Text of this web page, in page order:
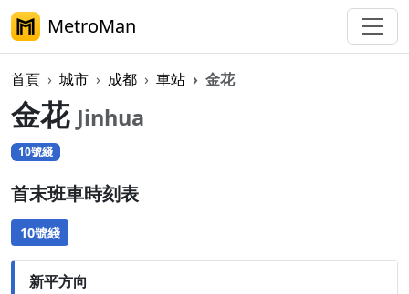
MetroMan
首頁 城市 成都 車站 金花
金花 Jinhua
10號綫
首末班車時刻表
10號綫
新平方向